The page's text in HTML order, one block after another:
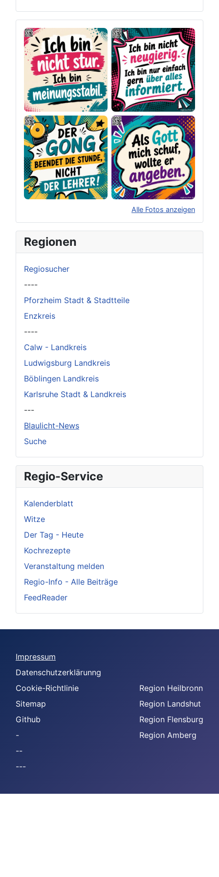
Alle Fotos anzeigen
Original herunterladen
Regionen
Regiosucher
----
Pforzheim Stadt & Stadtteile
Enzkreis
----
Calw - Landkreis
Ludwigsburg Landkreis
Böblingen Landkreis
Karlsruhe Stadt & Landkreis
---
Blaulicht-News
Suche
Regio-Service
Kalenderblatt
Witze
Der Tag - Heute
Kochrezepte
Veranstaltung melden
Regio-Info - Alle Beiträge
FeedReader
Impressum
Datenschutzerklärunng
Cookie-Richtlinie
Sitemap
Github
-
--
---
Region Heilbronn
Region Landshut
Region Flensburg
Region Amberg